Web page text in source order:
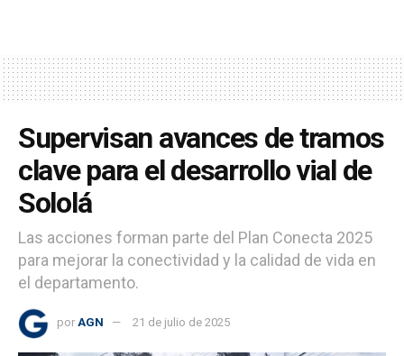
Supervisan avances de tramos
clave para el desarrollo vial de
Sololá
Las acciones forman parte del Plan Conecta 2025
para mejorar la conectividad y la calidad de vida en
el departamento.
por AGN 21 de julio de 2025